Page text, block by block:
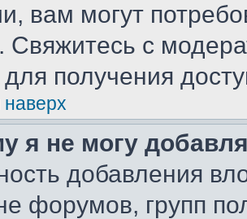
вам могут
Свяжитесь с
получения
наверх
я не могу
добавления
форумов, групп